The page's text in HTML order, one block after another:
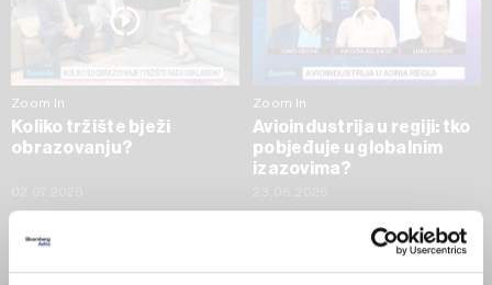
Zoom In
Koliko tržište bježi
obrazovanju?
Zoom In
Avioindustrija u regiji: tko
pobjeđuje u globalnim
izazovima?